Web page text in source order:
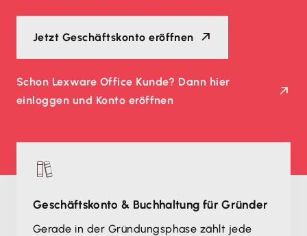
Jetzt Geschäftskonto eröffnen
Schon Lexware Office Kunde? Dann hier
einloggen und Konto eröffnen
Geschäftskonto & Buchhaltung für Gründer
Gerade in der Gründungsphase zählt jede